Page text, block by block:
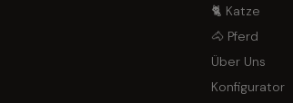
🐈 Katze
🐴 Pferd
Über Uns
Konfigurator